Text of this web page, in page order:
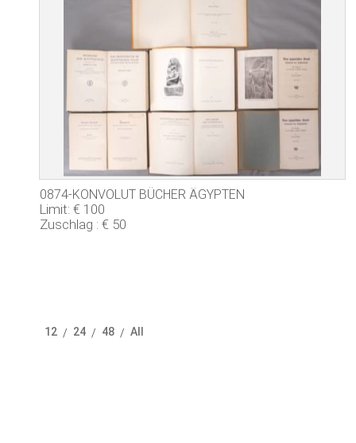
0874-KONVOLUT BÜCHER ÄGYPTEN
Limit: € 100
Zuschlag : € 50
12 / 24 / 48 / All